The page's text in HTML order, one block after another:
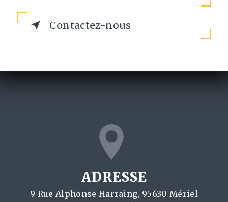
Contactez-nous
ADRESSE
9 Rue Alphonse Harraing, 95630 Mériel